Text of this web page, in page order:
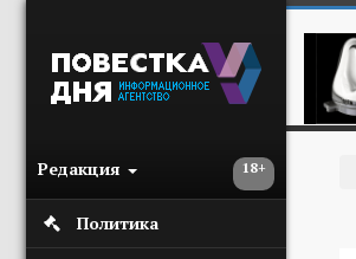
18+
Редакция
Политика